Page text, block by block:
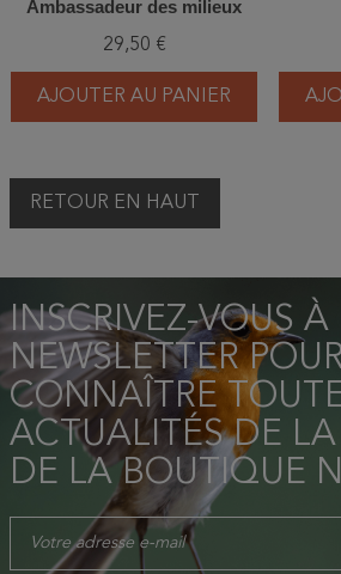
Ambassadeur des milieux
29,50 €
AJOUTER AU PANIER
RETOUR EN HAUT
INSCRIVEZ-VOUS À
NEWSLETTER
CONNAÎTRE
ACTUALITÉS DE LA
DE LA BOUTIQUE